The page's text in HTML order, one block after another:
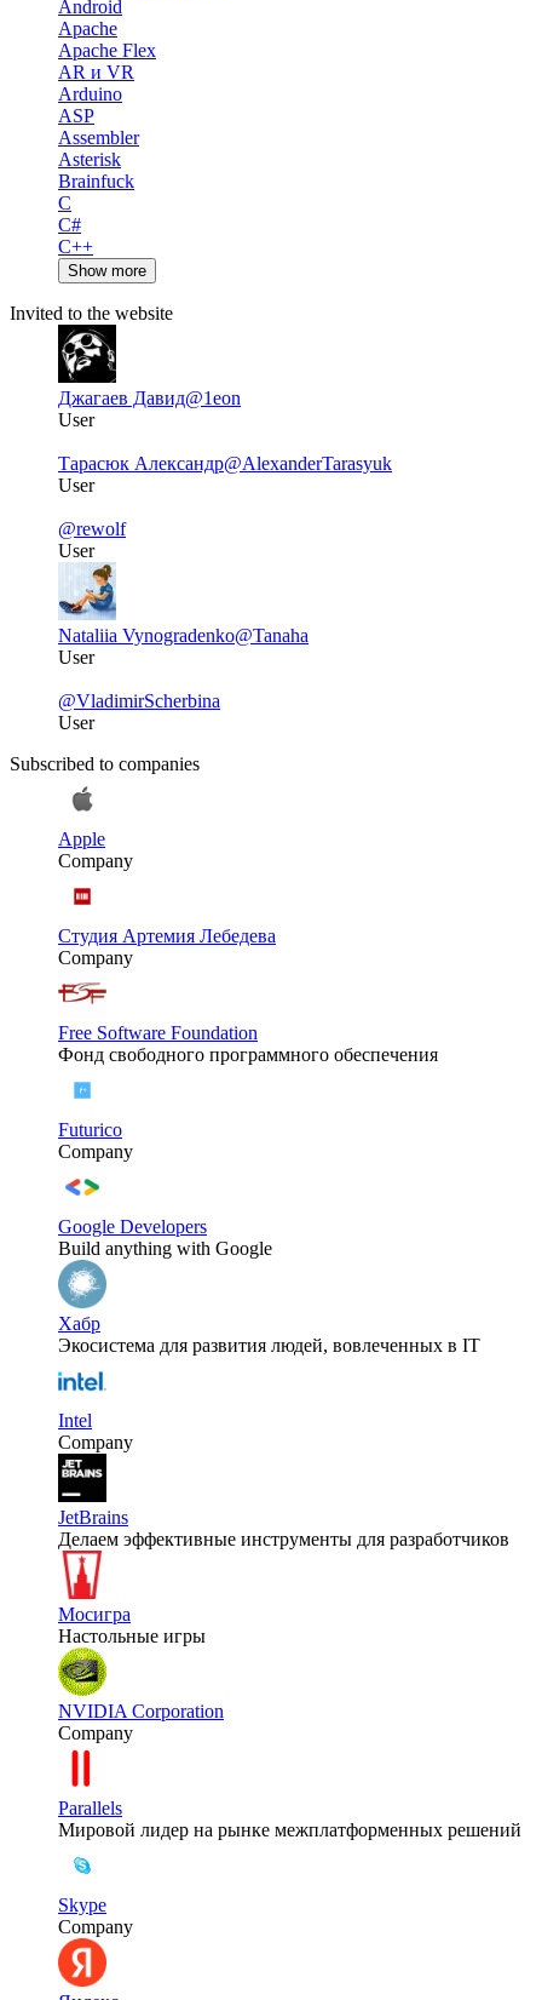
Android
Apache
Apache Flex
AR и VR
Arduino
ASP
Assembler
Asterisk
Brainfuck
C
C#
C++
Show more
Invited to the website
Джагаев Давид@1eon
User
Тарасюк Александр@AlexanderTarasyuk
User
@rewolf
User
Nataliia Vynogradenko@Tanaha
User
@VladimirScherbina
User
Subscribed to companies
Apple
Company
Студия Артемия Лебедева
Company
Free Software Foundation
Фонд свободного программного обеспечения
Futurico
Company
Google Developers
Build anything with Google
Хабр
Экосистема для развития людей, вовлеченных в IT
Intel
Company
JetBrains
Делаем эффективные инструменты для разработчиков
Мосигра
Настольные игры
NVIDIA Corporation
Company
Parallels
Мировой лидер на рынке межплатформенных решений
Skype
Company